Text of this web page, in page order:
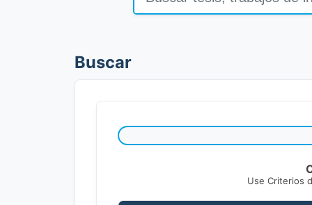
Buscar
Use Criterios